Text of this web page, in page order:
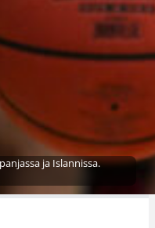
ja Islannissa.